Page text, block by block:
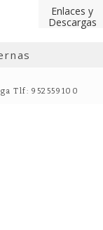
Enlaces y
Descargas
Tlf: 952559100